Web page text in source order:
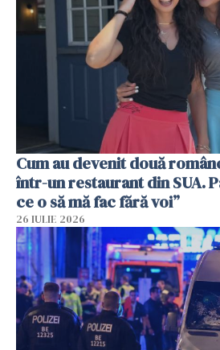
Cum au devenit două
într-un restaurant din SUA.
ce o să mă fac fără voi”
26 IULIE 2026